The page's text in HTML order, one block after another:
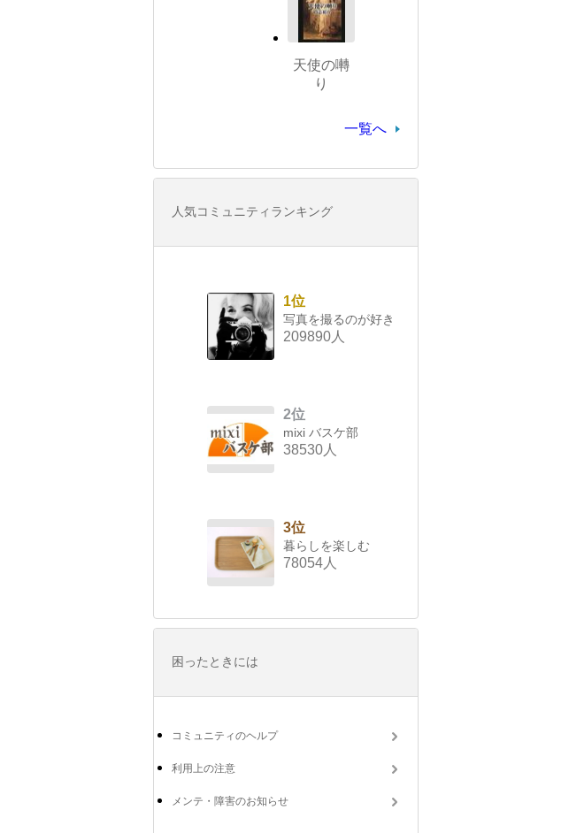
天使の囀
り
一覧へ
人気コミュニティランキング
1位
写真を撮るのが好き
209890人
2位
mixi バスケ部
38530人
3位
暮らしを楽しむ
78054人
困ったときには
コミュニティのヘルプ
利用上の注意
メンテ・障害のお知らせ